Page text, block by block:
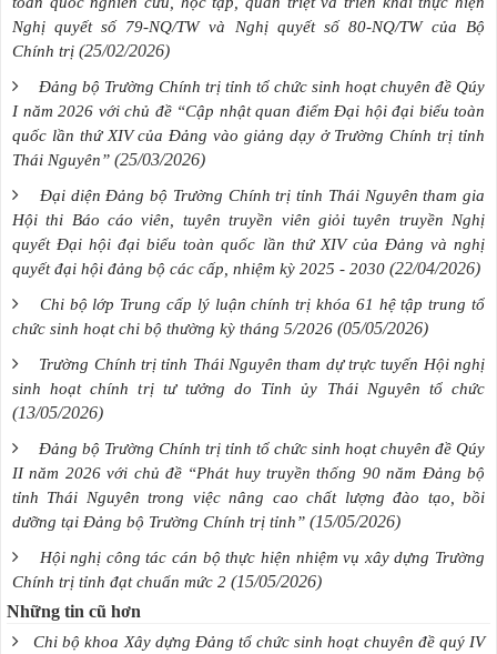
Nghị quyết số 79-NQ/TW và Nghị quyết số 80-NQ/TW của Bộ
Chính trị (25/02/2026)
Đảng bộ Trường Chính trị tỉnh tổ chức sinh hoạt chuyên đề Qúy
I năm 2026 với chủ đề “Cập nhật quan điểm Đại hội đại biểu toàn
quốc lần thứ XIV của Đảng vào giảng dạy ở Trường Chính trị tỉnh
Thái Nguyên” (25/03/2026)
Đại diện Đảng bộ Trường Chính trị tỉnh Thái Nguyên tham gia
Hội thi Báo cáo viên, tuyên truyền viên giỏi tuyên truyền Nghị
quyết Đại hội đại biểu toàn quốc lần thứ XIV của Đảng và nghị
quyết đại hội đảng bộ các cấp, nhiệm kỳ 2025 - 2030 (22/04/2026)
Chi bộ lớp Trung cấp lý luận chính trị khóa 61 hệ tập trung tổ
chức sinh hoạt chi bộ thường kỳ tháng 5/2026 (05/05/2026)
Trường Chính trị tỉnh Thái Nguyên tham dự trực tuyến Hội nghị
sinh hoạt chính trị tư tưởng do Tỉnh ủy Thái Nguyên tổ chức
(13/05/2026)
Đảng bộ Trường Chính trị tỉnh tổ chức sinh hoạt chuyên đề Qúy
II năm 2026 với chủ đề “Phát huy truyền thống 90 năm Đảng bộ
tỉnh Thái Nguyên trong việc nâng cao chất lượng đào tạo, bồi
dưỡng tại Đảng bộ Trường Chính trị tỉnh” (15/05/2026)
Hội nghị công tác cán bộ thực hiện nhiệm vụ xây dựng Trường
Chính trị tỉnh đạt chuẩn mức 2 (15/05/2026)
Những tin cũ hơn
Chi bộ khoa Xây dựng Đảng tổ chức sinh hoạt chuyên đề quý IV